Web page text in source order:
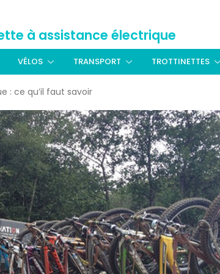
à assistance électrique
VÉLOS TRANSPORT TROTTINETTES
: ce qu’il faut savoir